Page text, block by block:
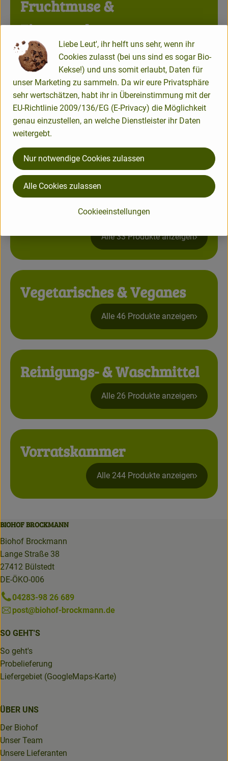
Fruchtmuse &
Eingemachtes
Alle 19 Produkte anzeigen
Trockenfrüchte, Nüsse&
Saaten
Alle 23 Produkte anzeigen
Getreide, Müslis & Flocken
Alle 33 Produkte anzeigen
Vegetarisches & Veganes
Alle 46 Produkte anzeigen
Reinigungs- & Waschmittel
Alle 26 Produkte anzeigen
Vorratskammer
Alle 244 Produkte anzeigen
BIOHOF BROCKMANN
Biohof Brockmann
Lange Straße 38
27412 Bülstedt
DE-ÖKO-006
04283-98 26 689
post@biohof-brockmann.de
SO GEHT'S
So geht's
Probelieferung
Liefergebiet (GoogleMaps-Karte)
ÜBER UNS
Der Biohof
Unser Team
Unsere Lieferanten
Liebe Leut', ihr helft uns sehr, wenn ihr
Cookies zulasst (bei uns sind es sogar Bio-
Kekse!) und uns somit erlaubt, Daten für
unser Marketing zu sammeln. Da wir eure Privatsphäre
sehr wertschätzen, habt ihr in Übereinstimmung mit der
EU-Richtlinie 2009/136/EG (E-Privacy) die Möglichkeit
genau einzustellen, an welche Dienstleister ihr Daten
weitergebt.
Cookieeinstellungen
Nur notwendige Cookies zulassen
Alle Cookies zulassen